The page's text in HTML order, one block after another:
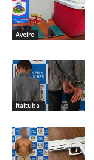
Aveiro
Itaituba